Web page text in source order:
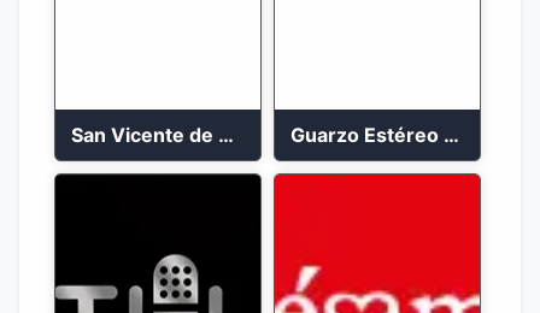
San Vicente de Chucuri 91.2 FM Guarzo Estéreo 24/7